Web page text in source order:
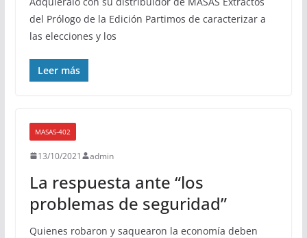
del Prólogo de la Edición Partimos de caracterizar a
las elecciones y los
Leer más
MASAS-402
13/10/2021 admin
La respuesta ante “los
problemas de seguridad”
Quienes robaron y saquearon la economía deben